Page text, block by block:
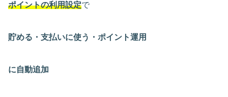
ポイントの利用設定で
貯める・支払いに使う・ポイント運用
に自動追加